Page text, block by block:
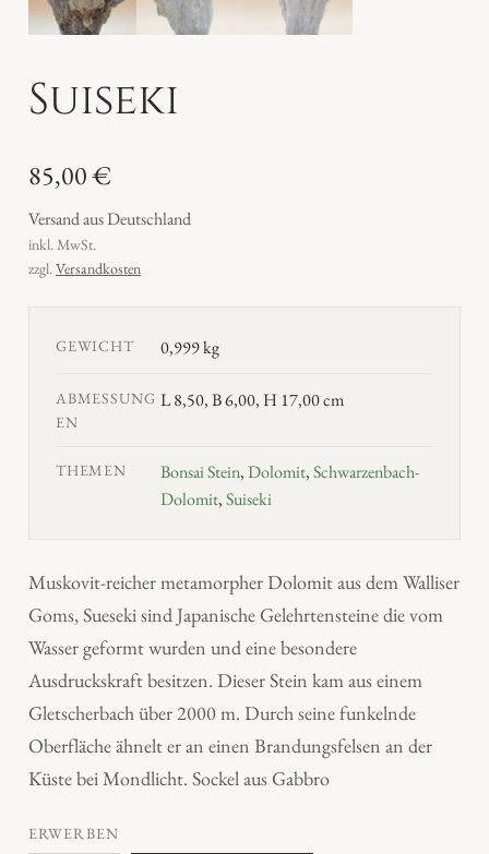
Suiseki
85,00€
Versand aus Deutschland
inkl. MwSt.
zzgl.Versandkosten
GEWICHT 0,999 kg
ABMESSUNG
EN
L 8,50, B 6,00, H 17,00 cm
THEMEN Bonsai Stein,Dolomit,Schwarzenbach-
Dolomit,Suiseki
Muskovit-reicher metamorpher Dolomit aus dem Walliser
Goms, Sueseki sind Japanische Gelehrtensteine die vom
Wasser geformt wurden und eine besondere
Ausdruckskraft besitzen. Dieser Stein kam aus einem
Gletscherbach über 2000 m. Durch seine funkelnde
Oberfläche ähnelt er an einen Brandungsfelsen an der
Küste bei Mondlicht. Sockel aus Gabbro
ERWERBEN